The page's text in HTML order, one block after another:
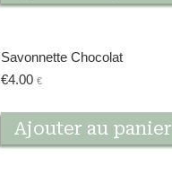
Savonnette Chocolat
€4.00 €
Ajouter au panier